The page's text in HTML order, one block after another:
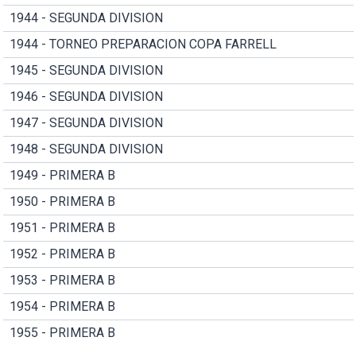
1944 - SEGUNDA DIVISION
1944 - TORNEO PREPARACION COPA FARRELL
1945 - SEGUNDA DIVISION
1946 - SEGUNDA DIVISION
1947 - SEGUNDA DIVISION
1948 - SEGUNDA DIVISION
1949 - PRIMERA B
1950 - PRIMERA B
1951 - PRIMERA B
1952 - PRIMERA B
1953 - PRIMERA B
1954 - PRIMERA B
1955 - PRIMERA B